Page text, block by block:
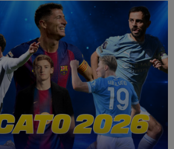
un...
transferului lui Julian
mesaj pentru Florentino Perez
ce a...
OUT de la CFR Cluj, după 0-5 cu
să cânte imnul naţional şi au